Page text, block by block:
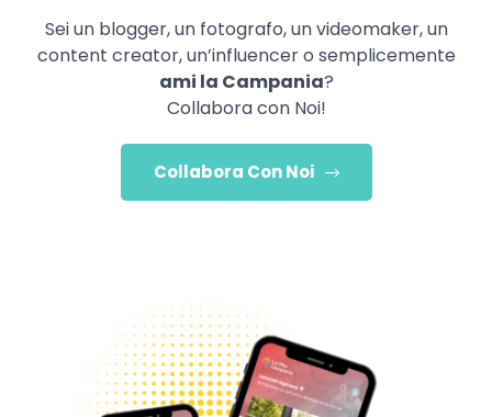
Sei un blogger, un fotografo, un videomaker, un
content creator, un’influencer o semplicemente
ami la Campania?
Collabora con Noi!
Collabora Con Noi